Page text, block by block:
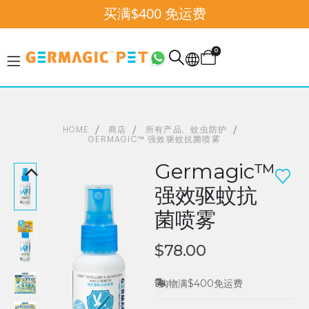
买满$400 免运费
0
HOME 商店 所有产品,
蚊虫防护
GERMAGIC™ 强效驱蚊抗菌喷雾
Germagic™
强效驱蚊抗
菌喷雾
$78.00
购物满$400免运费